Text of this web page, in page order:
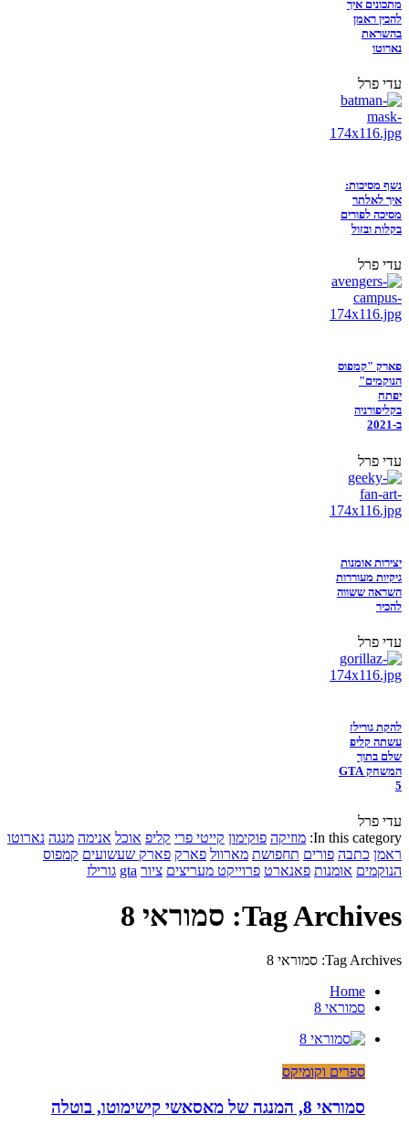
מתכונים איך
להכין ראמן
בהשראת
נארוטו
עדי פרל
נשף מסיכות:
איך לאלתר
מסיכה לפורים
בקלות ובזול
עדי פרל
פארק "קמפוס
הנוקמים"
יפתח
בקליפורניה
ב-2021
עדי פרל
יצירות אומנות
גיקיות מעוררות
השראה ששווה
להכיר
עדי פרל
להקת גורילז
עשתה קליפ
שלם בתוך
המשחק GTA
5
עדי פרל
In this category: מוזיקה פוקימון קייטי פרי קליפ אוכל אנימה מנגה נארוטו
ראמן כתבה פורים תחפושת מארוול פארק פארק שעשועים קמפוס
הנוקמים אומנות פאנארט פרוייקט מעריצים ציור gta גורילז
Tag Archives: סמוראי 8
Tag Archives: סמוראי 8
Home
סמוראי 8
ספרים וקומיקס
סמוראי 8, המנגה של מאסאשי קישימוטו, בוטלה